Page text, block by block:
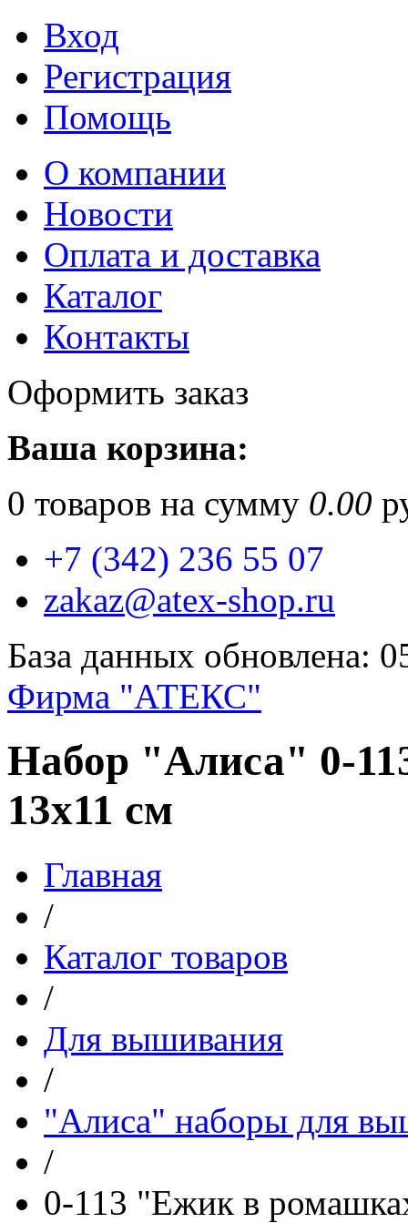
Вход
Регистрация
Помощь
О компании
Новости
Оплата и доставка
Каталог
Контакты
Оформить заказ
Ваша корзина:
0 товаров на сумму 0.00
+7 (342) 236 55 07
zakaz@atex-shop.ru
База данных обновлена:
Фирма "АТЕКС"
Набор "Алиса" 0-
13х11 см
Главная
/
Каталог товаров
/
Для вышивания
/
"Алиса" наборы для
/
0-113 "Ежик в